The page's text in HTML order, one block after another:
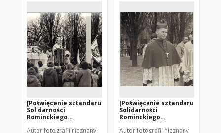
[Poświęcenie sztandaru
Solidarności
Rominckiego
placu Zwycięstwa w
Autor fotografii nieznany
[Poświęcenie sztandaru
Solidarności
Rominckiego
placu Zwycięstwa w
Autor fotografii nieznany